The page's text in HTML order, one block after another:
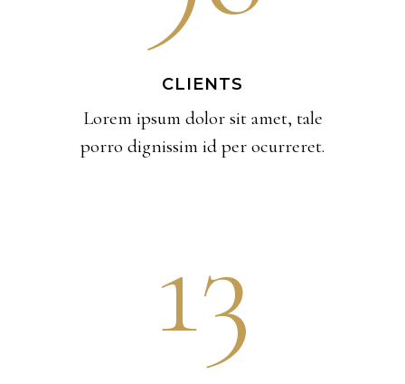
CLIENTS
Lorem ipsum dolor sit amet, tale
porro dignissim id per ocurreret.
13